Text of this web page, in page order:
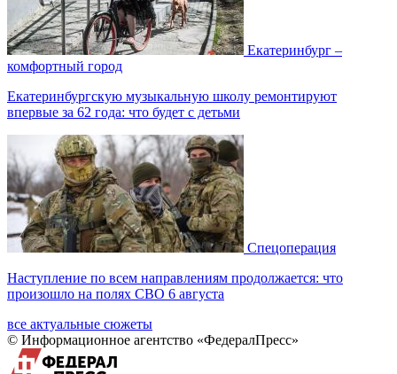
Екатеринбург –
комфортный город
Екатеринбургскую музыкальную школу ремонтируют
впервые за 62 года: что будет с детьми
Спецоперация
Наступление по всем направлениям продолжается: что
произошло на полях СВО 6 августа
все актуальные сюжеты
© Информационное агентство «ФедералПресс»